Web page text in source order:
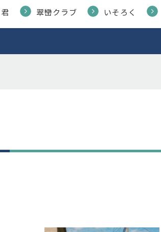
翠巒クラブ いそろく